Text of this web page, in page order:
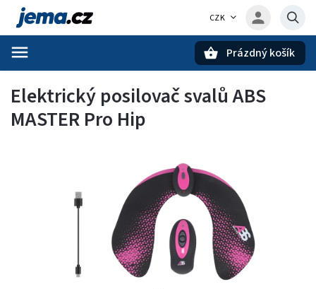
CZK
Prázdný košík
Elektrický posilovač svalů ABS
MASTER Pro Hip